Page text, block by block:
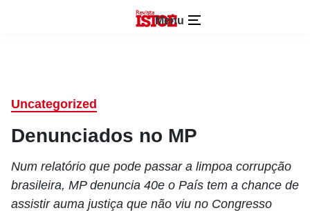
Menu
Uncategorized
Denunciados no MP
Num relatório que pode passar a limpoa corrupção
brasileira, MP denuncia 40e o País tem a chance de
assistir auma justiça que não viu no Congresso